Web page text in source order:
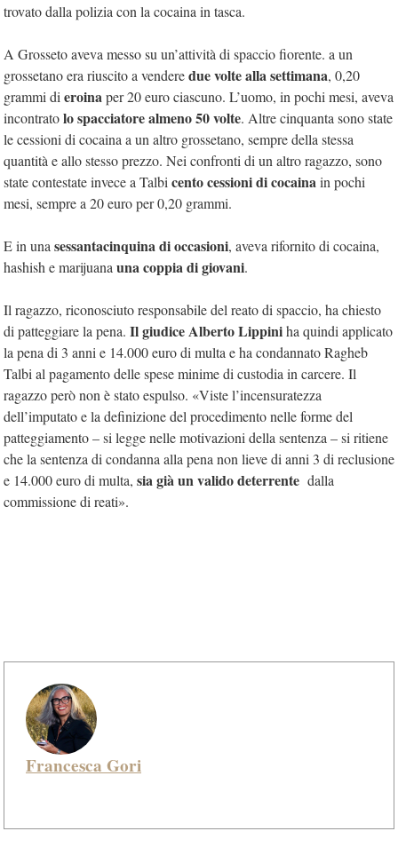
trovato dalla polizia con la cocaina in tasca.
A Grosseto aveva messo su un’attività di spaccio fiorente. a un
grossetano era riuscito a venderedue volte alla settimana, 0,20
grammi di eroinaper 20 euro ciascuno. L’uomo, in pochi mesi, aveva
incontratolo spacciatore almeno 50 volte. Altre cinquanta sono state
le cessioni di cocaina a un altro grossetano, sempre della stessa
quantità e allo stesso prezzo. Nei confronti di un altro ragazzo, sono
state contestate invece a Talbi cento cessioni di cocainain pochi
mesi, sempre a 20 euro per 0,20 grammi.
E in una sessantacinquina di occasioni, aveva rifornito di cocaina,
hashish e marijuana una coppia di giovani.
Il ragazzo, riconosciuto responsabile del reato di spaccio, ha chiesto
di patteggiare la pena. Il giudice Alberto Lippiniha quindi applicato
la pena di 3 anni e 14.000 euro di multa e ha condannato Ragheb
Talbi al pagamento delle spese minime di custodia in carcere. Il
ragazzo però non è stato espulso. «Viste l’incensuratezza
dell’imputato e la definizione del procedimento nelle forme del
patteggiamento – si legge nelle motivazioni della sentenza – si ritiene
che la sentenza di condanna alla pena non lieve di anni 3 di reclusione
e 14.000 euro di multa, sia già un valido deterrente dalla
commissione di reati».
Francesca Gori